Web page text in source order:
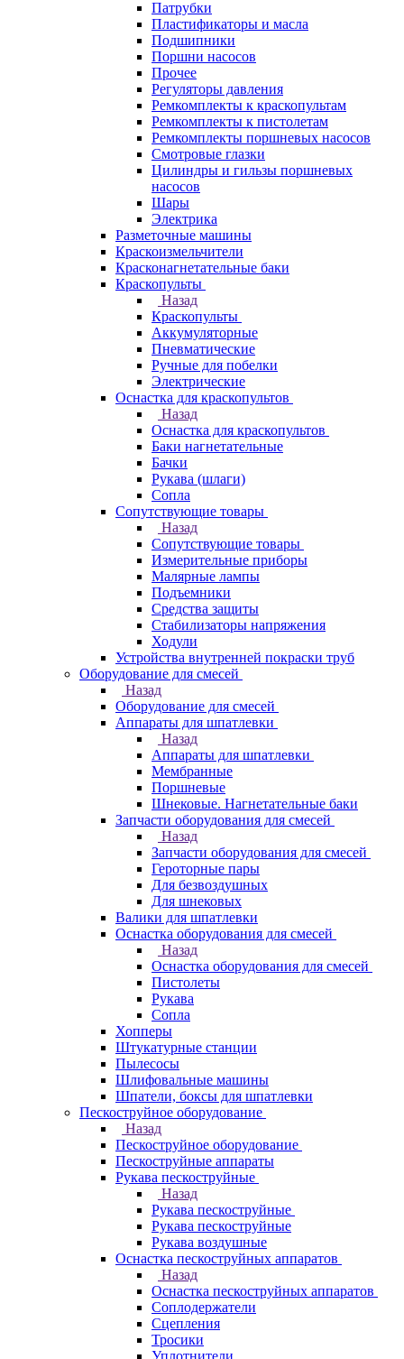
Патрубки
Пластификаторы и масла
Подшипники
Поршни насосов
Прочее
Регуляторы давления
Ремкомплекты к краскопультам
Ремкомплекты к пистолетам
Ремкомплекты поршневых насосов
Смотровые глазки
Цилиндры и гильзы поршневых
насосов
Шары
Электрика
Разметочные машины
Краскоизмельчители
Красконагнетательные баки
Краскопульты
Назад
Краскопульты
Аккумуляторные
Пневматические
Ручные для побелки
Электрические
Оснастка для краскопультов
Назад
Оснастка для краскопультов
Баки нагнетательные
Бачки
Рукава (шлаги)
Сопла
Сопутствующие товары
Назад
Сопутствующие товары
Измерительные приборы
Малярные лампы
Подъемники
Средства защиты
Стабилизаторы напряжения
Ходули
Устройства внутренней покраски труб
Оборудование для смесей
Назад
Оборудование для смесей
Аппараты для шпатлевки
Назад
Аппараты для шпатлевки
Мембранные
Поршневые
Шнековые. Нагнетательные баки
Запчасти оборудования для смесей
Назад
Запчасти оборудования для смесей
Героторные пары
Для безвоздушных
Для шнековых
Валики для шпатлевки
Оснастка оборудования для смесей
Назад
Оснастка оборудования для смесей
Пистолеты
Рукава
Сопла
Хопперы
Штукатурные станции
Пылесосы
Шлифовальные машины
Шпатели, боксы для шпатлевки
Пескоструйное оборудование
Назад
Пескоструйное оборудование
Пескоструйные аппараты
Рукава пескоструйные
Назад
Рукава пескоструйные
Рукава пескоструйные
Рукава воздушные
Оснастка пескоструйных аппаратов
Назад
Оснастка пескоструйных аппаратов
Соплодержатели
Сцепления
Тросики
Уплотнители